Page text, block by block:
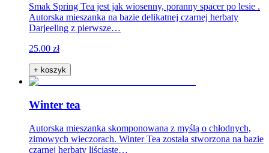
Smak Spring Tea jest jak wiosenny, poranny spacer po lesie .
Autorska mieszanka na bazie delikatnej czarnej herbaty
Darjeeling z pierwsze…
25.00 zł
+ koszyk
Winter tea
Autorska mieszanka skomponowana z myślą o chłodnych,
zimowych wieczorach. Winter Tea została stworzona na bazie
czarnej herbaty liściaste…